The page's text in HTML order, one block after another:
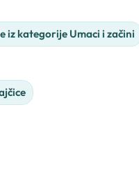
iz kategorije Umaci i začini